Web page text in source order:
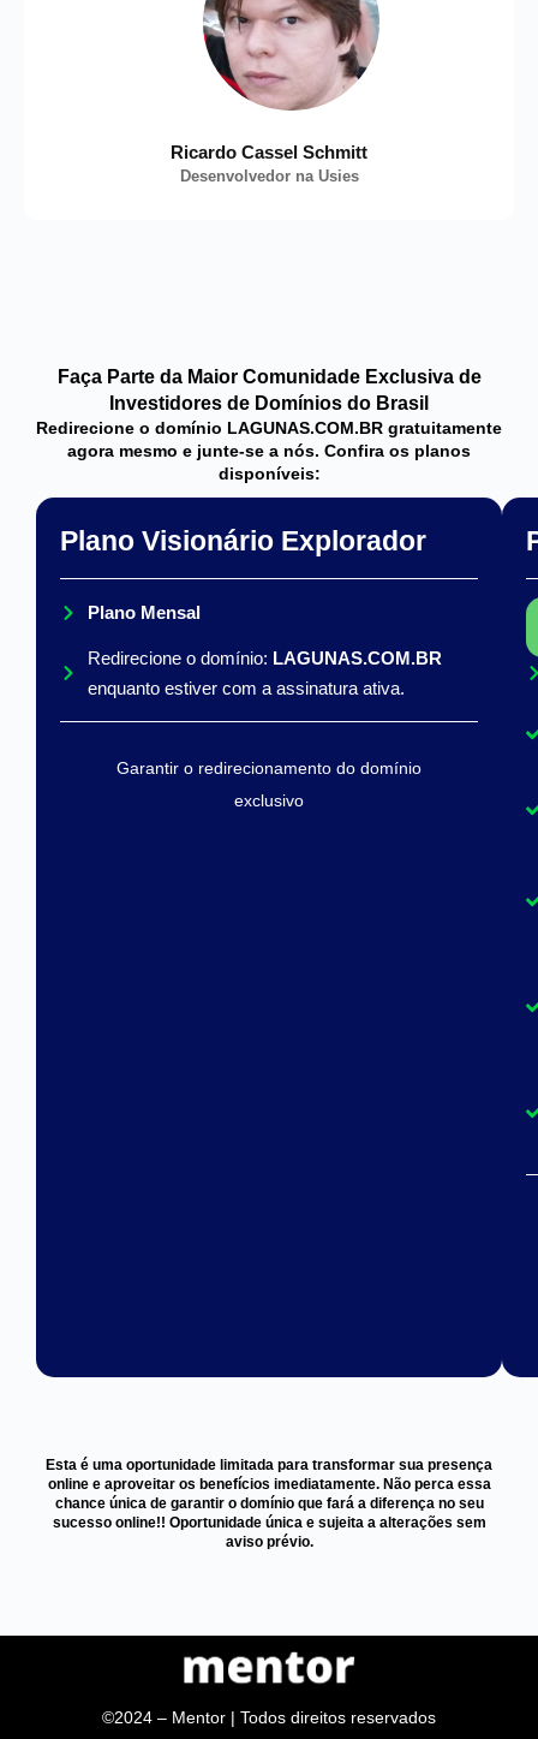
Ricardo Cassel Schmitt
Desenvolvedor na Usies
Faça Parte da Maior Comunidade Exclusiva de
Investidores de Domínios do Brasil
Redirecione o domínio LAGUNAS.COM.BR gratuitamente
agora mesmo e junte-se a nós. Confira os planos
disponíveis:
Plano Visionário Explorador
Plano Mensal
Redirecione o domínio: LAGUNAS.COM.BR
enquanto estiver com a assinatura ativa.
Garantir o redirecionamento do domínio
exclusivo
Esta é uma oportunidade limitada para transformar sua presença
online e aproveitar os benefícios imediatamente. Não perca essa
chance única de garantir o domínio que fará a diferença no seu
sucesso online!! Oportunidade única e sujeita a alterações sem
aviso prévio.
©2024 – Mentor | Todos direitos reservados